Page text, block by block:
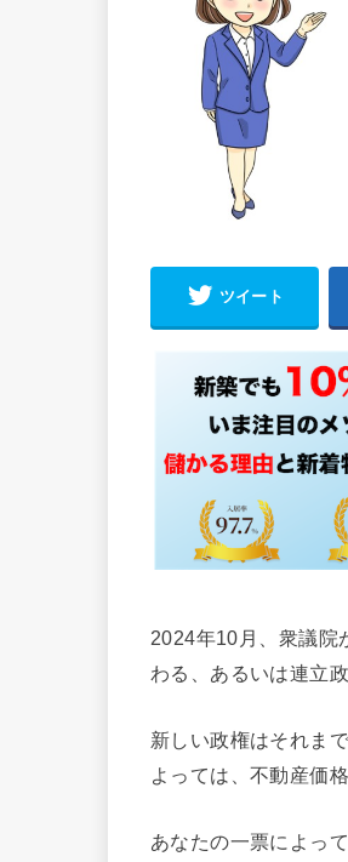
ツイート
2024年10月、衆議院
わる、あるいは連立
新しい政権はそれま
よっては、不動産価
あなたの一票によっ